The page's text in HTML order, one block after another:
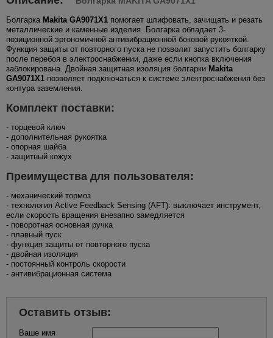
Болгарка Makita GA9071X1 помогает шлифовать, зачищать и резать
металлические и каменные изделия. Болгарка обладает 3-
позиционной эргономичной антивибрационной боковой рукояткой.
Функция защиты от повторного пуска не позволит запустить болгарку
после перебоя в электроснабжении, даже если кнопка включения
заблокирована. Двойная защитная изоляция болгарки Makita
GA9071X1 позволяет подключаться к системе электроснабжения без
контура заземления.
Комплект поставки:
- торцевой ключ
- дополнительная рукоятка
- опорная шайба
- защитный кожух
Преимущества для пользователя:
- механический тормоз
- технология Active Feedback Sensing (AFT): выключает инструмент,
если скорость вращения внезапно замедляется
- поворотная основная ручка
- плавный пуск
- функция защиты от повторного пуска
- двойная изоляция
- постоянный контроль скорости
- антивибрационная система
Оставить отзыв:
Ваше имя